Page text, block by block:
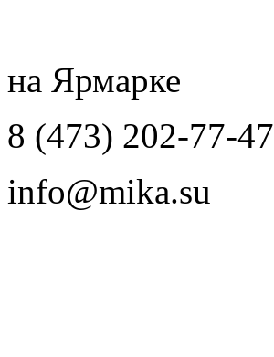
на Ярмарке
8 (473) 202-77-47
info@mika.su